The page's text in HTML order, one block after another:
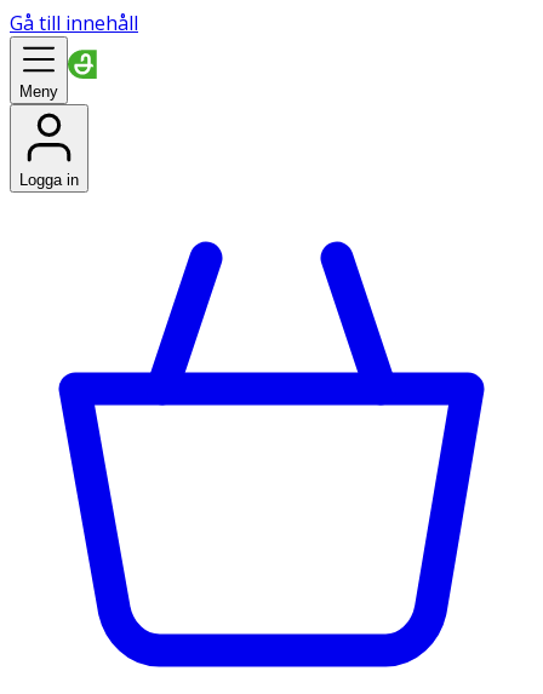
Gå till innehåll
Meny
Logga in